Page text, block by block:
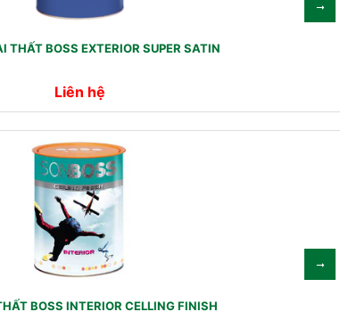
THẤT BOSS EXTERIOR SUPER SATIN
Liên hệ
BOSS INTERIOR CELLING FINISH